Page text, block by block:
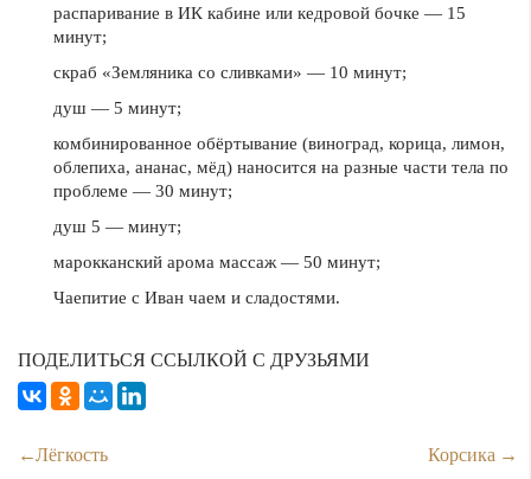
распаривание в ИК кабине или кедровой бочке — 15
минут;
скраб «Земляника со сливками» — 10 минут;
душ — 5 минут;
комбинированное обёртывание (виноград, корица, лимон,
облепиха, ананас, мёд) наносится на разные части тела по
проблеме — 30 минут;
душ 5 — минут;
марокканский арома массаж — 50 минут;
Чаепитие с Иван чаем и сладостями.
ПОДЕЛИТЬСЯ ССЫЛКОЙ С ДРУЗЬЯМИ
Лёгкость Корсика